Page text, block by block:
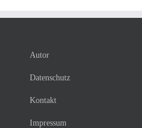
Autor
Datenschutz
Kontakt
Impressum